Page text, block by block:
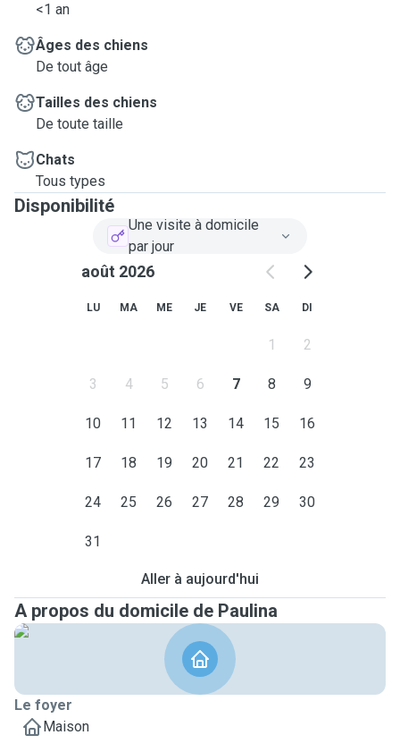
<1 an
Âges des chiens
De tout âge
Tailles des chiens
De toute taille
Chats
Tous types
Disponibilité
Une visite à domicile
par jour
août 2026
LU MA ME JE VE SA DI
1 2
3 4 5 6 7 8 9
10 11 12 13 14 15 16
17 18 19 20 21 22 23
24 25 26 27 28 29 30
31
Aller à aujourd'hui
A propos du domicile de Paulina
Le foyer
Maison